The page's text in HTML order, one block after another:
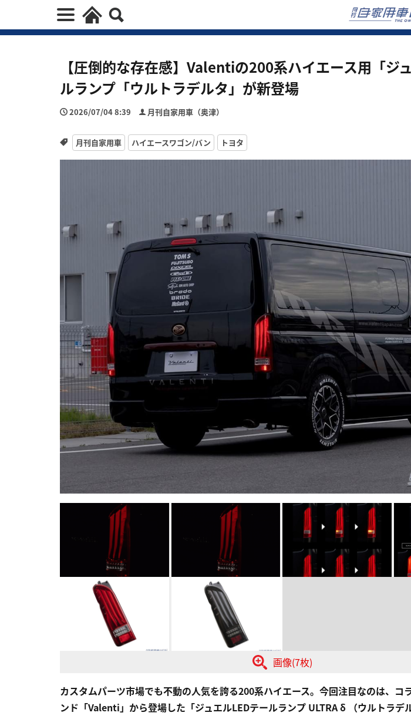
【圧倒的な存在感】Valentiの200系ハイエース用「ジ
ルランプ「ウルトラデルタ」が新登場
2026/07/04 8:39 月刊自家用車（奥津）
月刊自家用車 ハイエースワゴン/バン トヨタ
画像(7枚)
カスタムパーツ市場でも不動の人気を誇る200系ハイエース。今回注目なのは、コ
ンド「Valenti」から登場した「ジュエルLEDテールランプ ULTRA δ （ウルトラデ